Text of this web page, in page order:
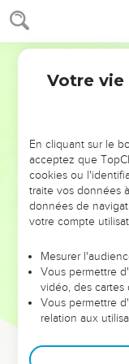
NE
ET SI LEURS
leur foi ou leur
et les saisons
sont
Dans cette
clés pour avancer
Votre
En cliquant sur le
acceptez que
cookies ou
traite vos données
données de
votre compte
Mesurer
Vous permettre
vidéo, des
Vous permettre
relation aux